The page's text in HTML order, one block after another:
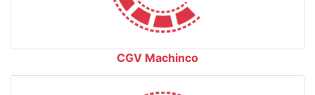
CGV Machinco